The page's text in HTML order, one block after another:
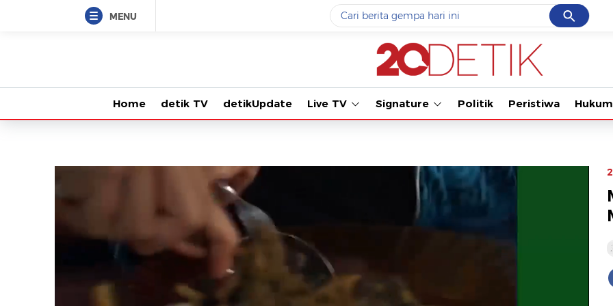
MENU Cancel
Yang sedang ramai dicari
data live draw sgp
#3prabowo
#5gempa hari ini
Loading...
Tonton
Home detik TV detikUpdate Live TV Signature Politik Peristiwa Hukum